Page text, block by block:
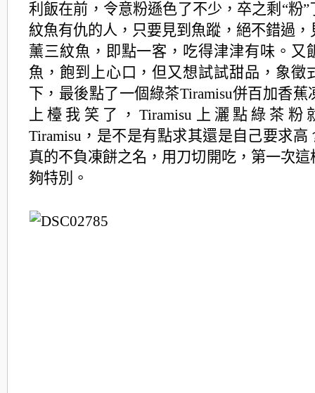
利飯在前，令意粉遜色了不少，卒之剩“粉”
紋魚有仇的人，只要見到魚蹤，絕不錯過，
薰三紋魚，即點一客，吃得津津有味。 又
魚，飽到上心口，但又想試試甜品， 象徵
下，最後點了一個綠茶Tiramisu併百加香蕉
上檯我笑了，Tiramisu上灑點綠茶
Tiramisu，是不是有點求其還是自己要求高
真的不負凍餅之名，用刀切開吃，第一次這
夠特別。